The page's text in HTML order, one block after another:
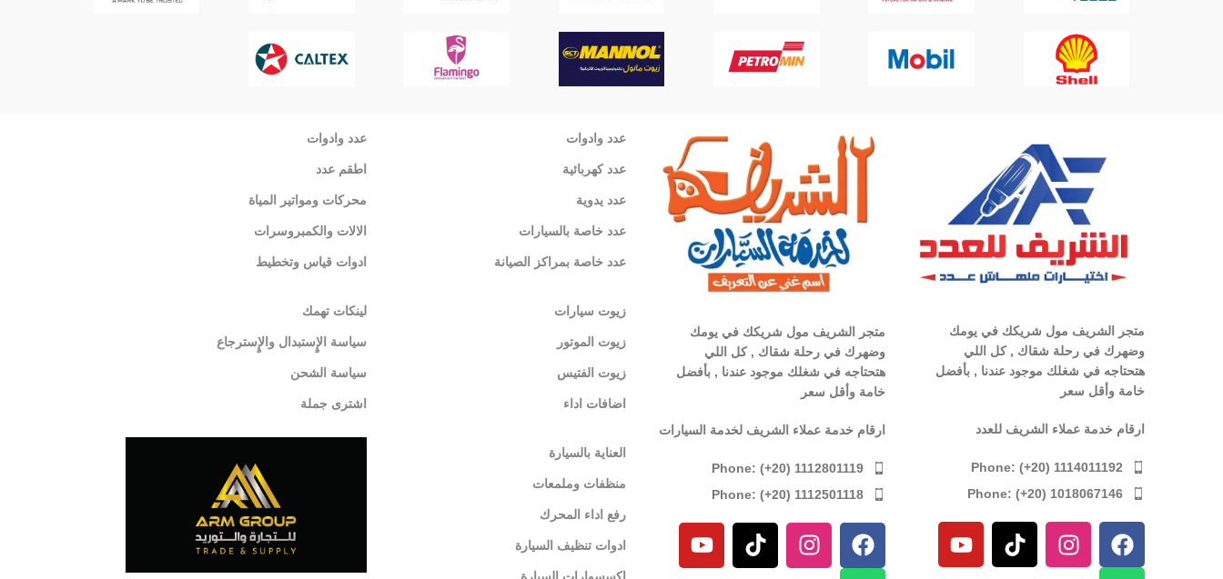
متجر الشريف مول شريكك في يومك
وضهرك في رحلة شقاك , كل اللي
هتحتاجه في شغلك موجود عندنا , بأفضل
خامة وأقل سعر
ارقام خدمة عملاء الشريف للعدد
Phone: (+20) 1114011192
Phone: (+20) 1018067146
متجر الشريف مول شريكك في يومك
وضهرك في رحلة شقاك , كل اللي
هتحتاجه في شغلك موجود عندنا , بأفضل
خامة وأقل سعر
ارقام خدمة عملاء الشريف لخدمة السيارات
Phone: (+20) 1112801119
Phone: (+20) 1112501118
عدد وادوات
عدد كهربائية
عدد يدوية
عدد خاصة بالسيارات
عدد خاصة بمراكز الصيانة
زيوت سيارات
زيوت الموتور
زيوت الفتيس
اضافات اداء
العناية بالسيارة
منظفات وملمعات
رفع اداء المحرك
ادوات تنظيف السيارة
عدد وادوات
اطقم عدد
محركات ومواتير المياة
الالات والكمبروسرات
ادوات قياس وتخطيط
لينكات تهمك
سياسة الإٍستبدال والإٍسترجاع
سياسة الشحن
اشترى جملة